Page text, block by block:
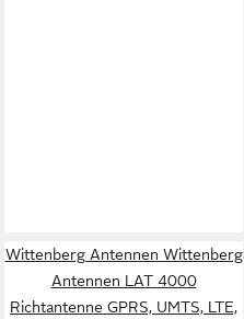
Wittenberg Antennen Wittenberg
Antennen LAT 4000
Richtantenne GPRS, UMTS, LTE,